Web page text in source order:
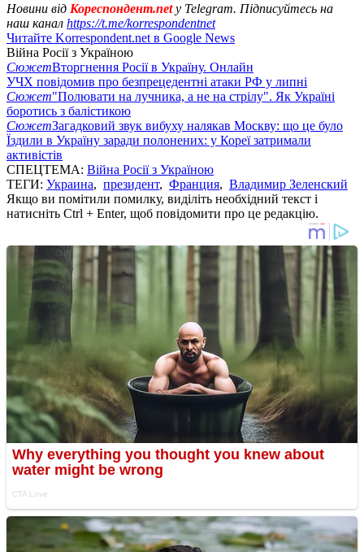
Новини від Кореспондент.netу Telegram. Підписуйтесь на
наш канал https://t.me/korrespondentnet
Читайте Korrespondent.net в Google News
Війна Росії з Україною
СюжетВторгнення Росії в Україну. Онлайн
УЧХ повідомив про безпрецедентні атаки РФ у липні
Сюжет"Полювати на лучника, а не на стрілу". Як Україні
боротись з балістикою
СюжетЗагадковий звук вибуху налякав Москву: що це було
Їздили в Україну заради полонених: у Кореї затримали
активістів
СПЕЦТЕМА: Війна Росії з Україною
ТЕГИ: Украина, президент, Франция, Владимир Зеленский
Якщо ви помітили помилку, виділіть необхідний текст і
натисніть Ctrl + Enter, щоб повідомити про це редакцію.